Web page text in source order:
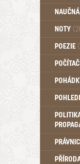
Zdraví
NOTY
POEZIE
Pro